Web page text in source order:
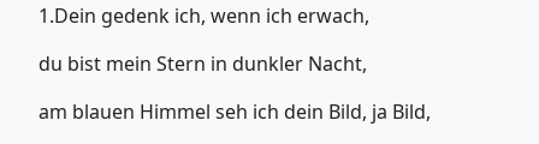
1.Dein gedenk ich, wenn ich erwach,
du bist mein Stern in dunkler Nacht,
am blauen Himmel seh ich dein Bild, ja Bild,